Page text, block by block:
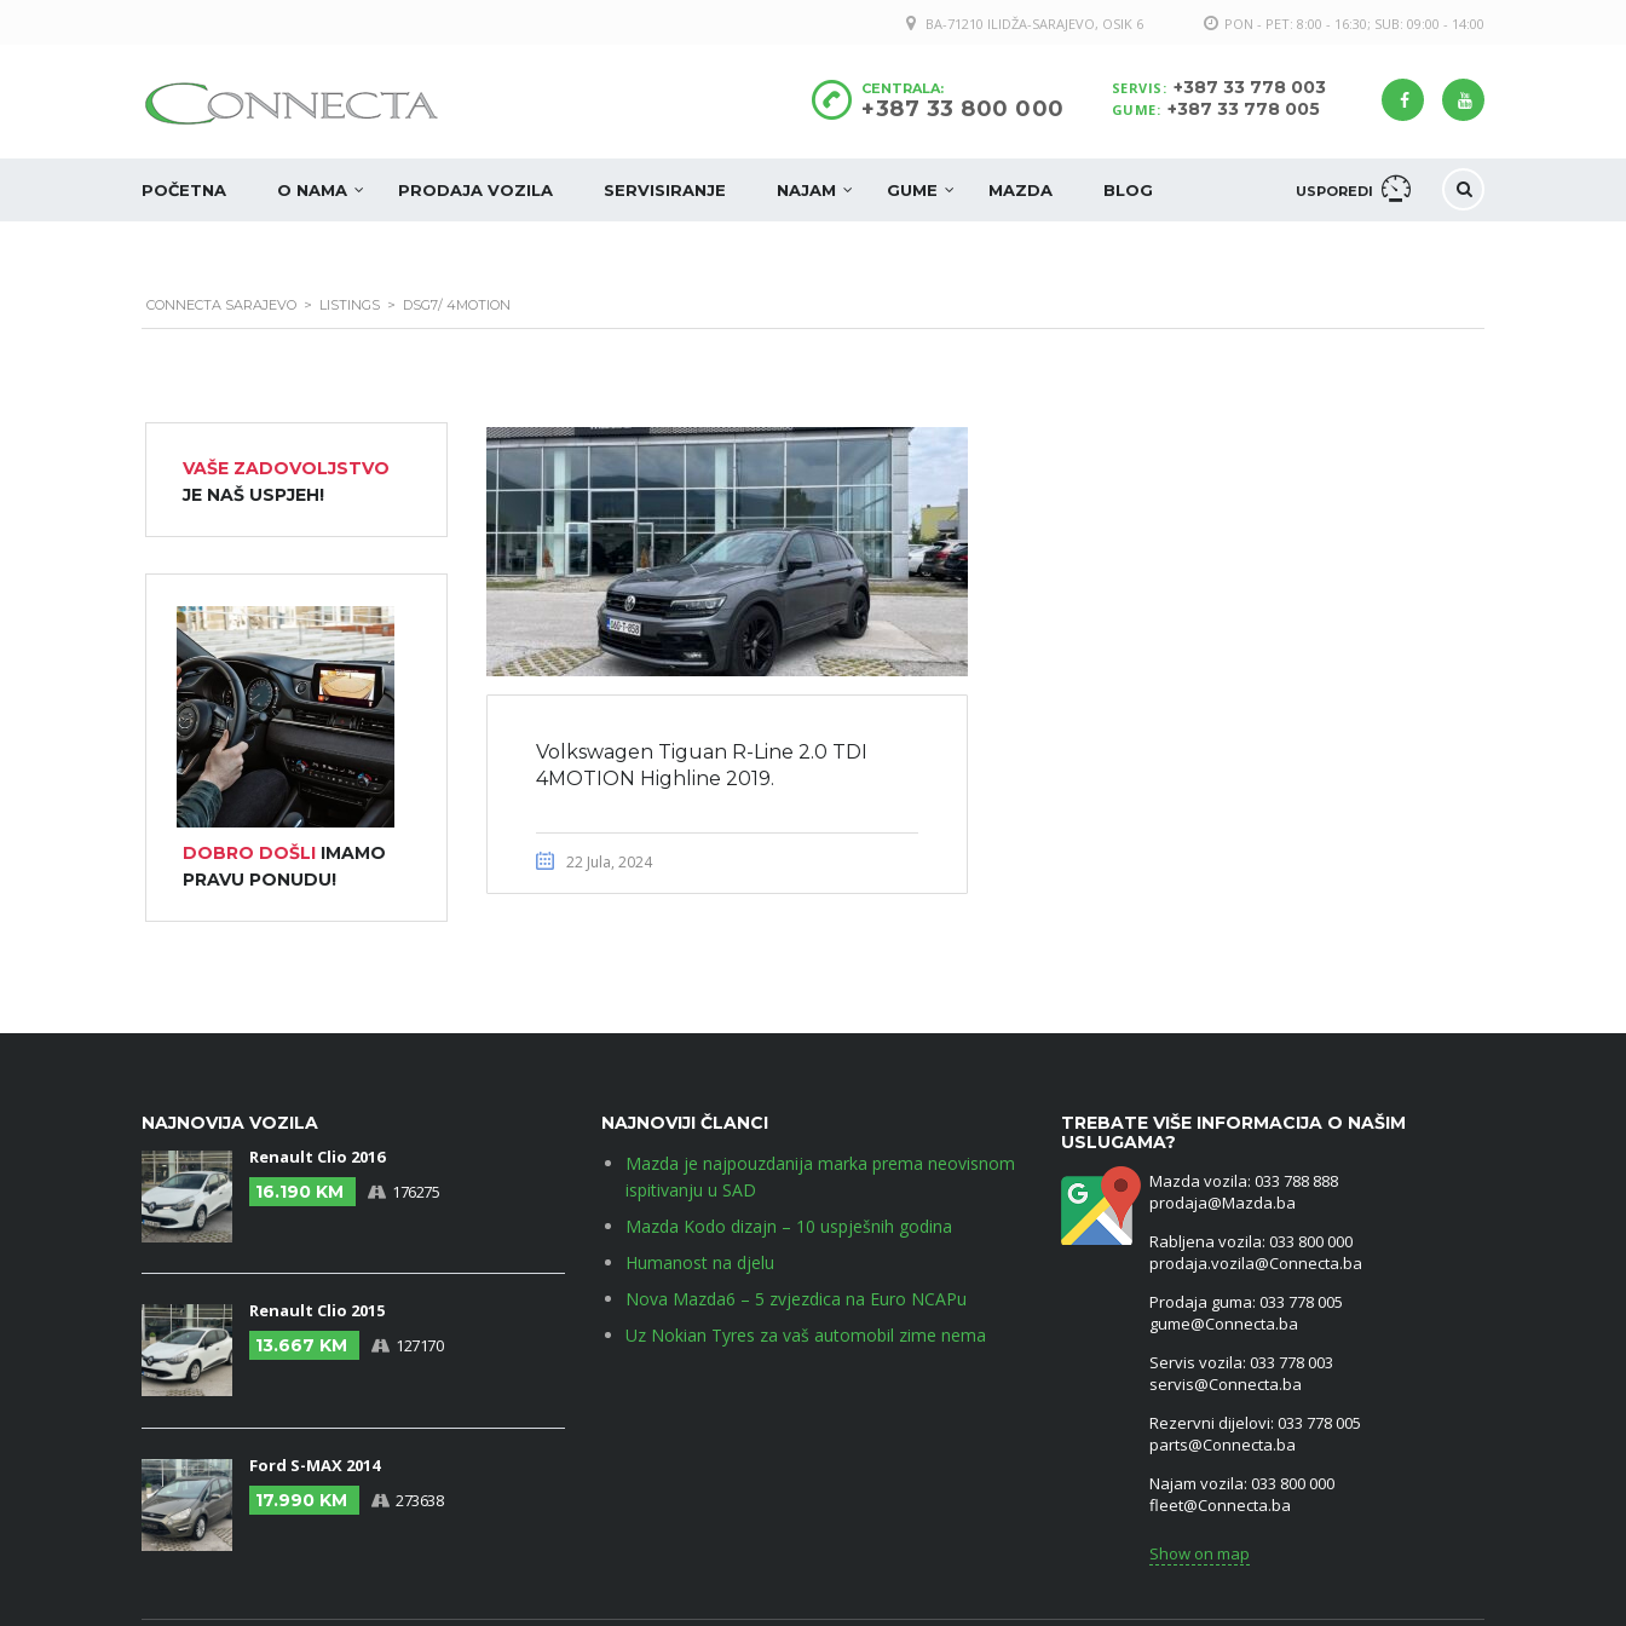
PON - PET: 8:00 - 16:30; SUB: 09:00 - 14:00
BA-71210 ILIDŽA-SARAJEVO, OSIK 6
SERVIS: +387 33 778 003
GUME: +387 33 778 005
CENTRALA:
+387 33 800 000
USPOREDI
POČETNA O NAMA PRODAJA VOZILA SERVISIRANJE NAJAM GUME MAZDA BLOG
CONNECTA SARAJEVO > LISTINGS > DSG7/ 4MOTION
Volkswagen Tiguan R-Line 2.0 TDI
4MOTION Highline 2019.
22 Jula, 2024
VAŠE ZADOVOLJSTVO
JE NAŠ USPJEH!
DOBRO DOŠLI IMAMO
PRAVU PONUDU!
NAJNOVIJA VOZILA
Renault Clio 2016
16.190 KM
176275
Renault Clio 2015
13.667 KM
127170
Ford S-MAX 2014
17.990 KM
273638
NAJNOVIJI ČLANCI
Mazda je najpouzdanija marka prema neovisnom
ispitivanju u SAD
Mazda Kodo dizajn – 10 uspješnih godina
Humanost na djelu
Nova Mazda6 – 5 zvjezdica na Euro NCAPu
Uz Nokian Tyres za vaš automobil zime nema
TREBATE VIŠE INFORMACIJA O NAŠIM
USLUGAMA?
Mazda vozila: 033 788 888
prodaja@Mazda.ba
Rabljena vozila: 033 800 000
prodaja.vozila@Connecta.ba
Prodaja guma: 033 778 005
gume@Connecta.ba
Servis vozila: 033 778 003
servis@Connecta.ba
Rezervni dijelovi: 033 778 005
parts@Connecta.ba
Najam vozila: 033 800 000
fleet@Connecta.ba
Show on map